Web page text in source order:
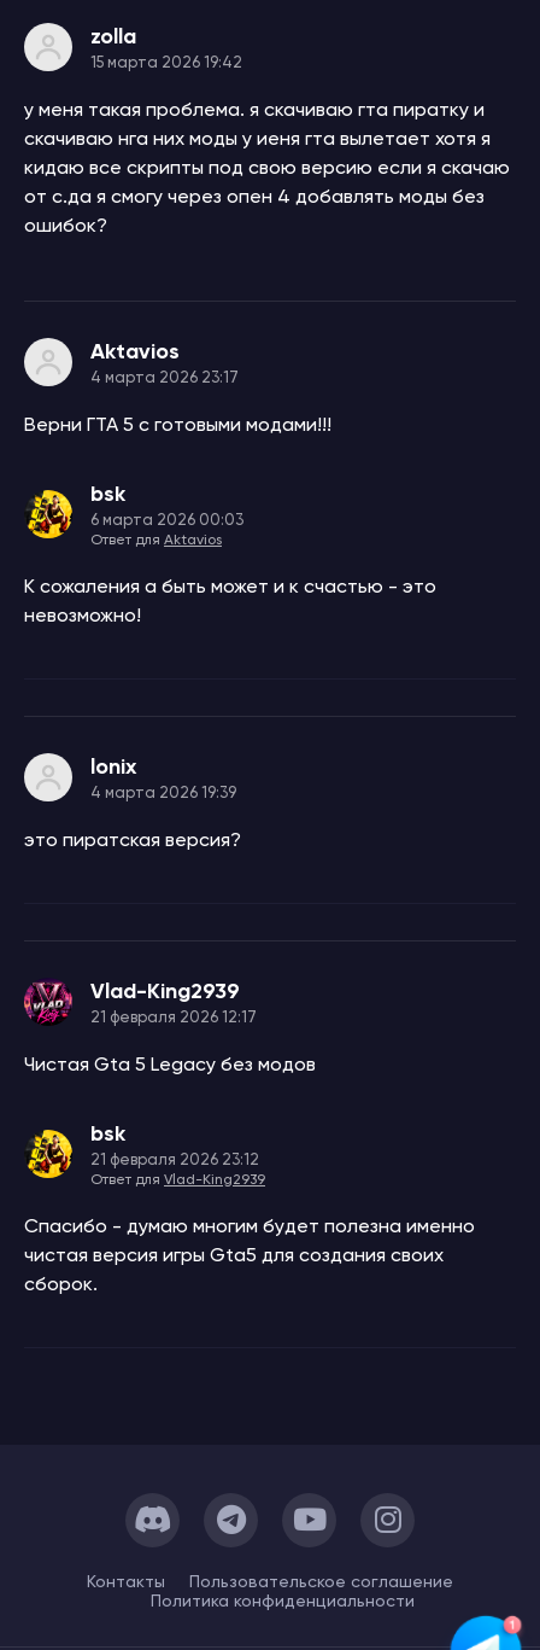
zolla
15 марта 2026 19:42
у меня такая проблема. я скачиваю гта пиратку и
скачиваю нга них моды у иеня гта вылетает хотя я
кидаю все скрипты под свою версию если я скачаю
от с.да я смогу через опен 4 добавлять моды без
ошибок?
Aktavios
4 марта 2026 23:17
Верни ГТА 5 с готовыми модами!!!
bsk
6 марта 2026 00:03
Ответ для Aktavios
К сожаления а быть может и к счастью - это
невозможно!
lonix
4 марта 2026 19:39
это пиратская версия?
Vlad-King2939
21 февраля 2026 12:17
Чистая Gta 5 Legacy без модов
bsk
21 февраля 2026 23:12
Ответ для Vlad-King2939
Спасибо - думаю многим будет полезна именно
чистая версия игры Gta5 для создания своих
сборок.
Контакты
Пользовательское cоглашение
Политика конфиденциальности